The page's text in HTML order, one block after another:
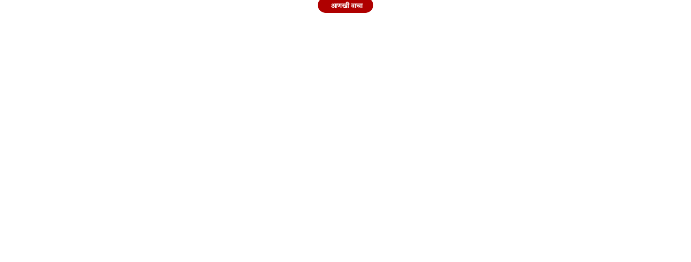
मोठी झाल्यानंतरही फातिमा सना शेखने फिल्म इंडस्ट्रीमध्येच करियर करण्याचा मार्ग निवडला. त्यानंतर सहा ऑडिशन दिल्यानंतर एका ऑडिशनमध्ये तिची निवड झाली आणि आमिर खानच्या ब्लॉकबस्टर
आणखी वाचा